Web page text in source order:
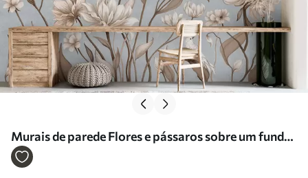
Murais de parede Flores e pássaros sobre um fundo
cinzento-azulado Nr. w05118v2